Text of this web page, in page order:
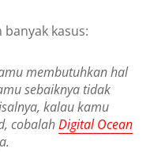
kasus:
membutuhkan hal
sebaiknya tidak
kalau kamu
cobalahDigital Ocean